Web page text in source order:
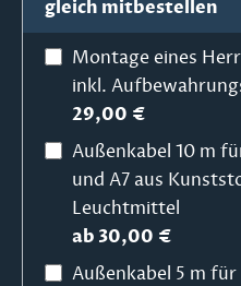
gleich mitbestellen
Montage eines
inkl.
29,00 €
Außenkabel 10 m
und A7 aus
Leuchtmittel
ab 30,00 €
Außenkabel 5 m